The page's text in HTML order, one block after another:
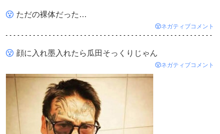
ただの裸体だった…
ネガティブコメント
顔に入れ墨入れたら瓜田そっくりじゃん
ネガティブコメント